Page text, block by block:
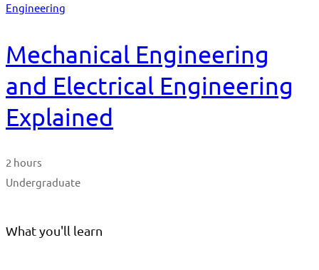
Engineering
Mechanical Engineering
and Electrical Engineering
Explained
2 hours
Undergraduate
What you'll learn